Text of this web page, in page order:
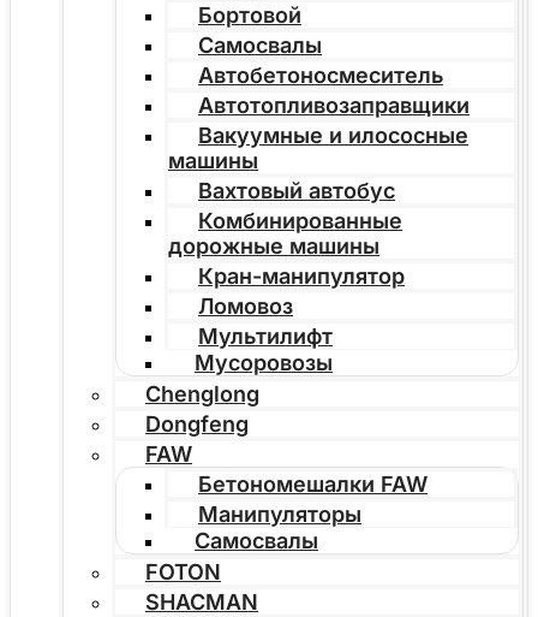
Бортовой
Самосвалы
Автобетоносмеситель
Автотопливозаправщики
Вакуумные и илососные
машины
Вахтовый автобус
Комбинированные
дорожные машины
Кран-манипулятор
Ломовоз
Мультилифт
Мусоровозы
Chenglong
Dongfeng
FAW
Бетономешалки FAW
Манипуляторы
Самосвалы
FOTON
SHACMAN